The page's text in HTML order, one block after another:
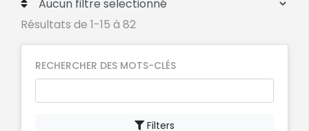
Résultats de 1-15 à 82
RECHERCHER DES MOTS-CLÉS
Filters